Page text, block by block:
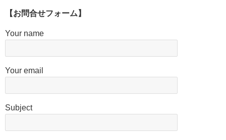
【お問合せフォーム】
Your name
Your email
Subject